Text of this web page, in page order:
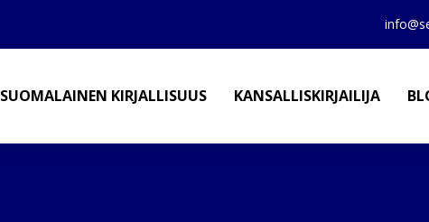
SUOMALAINEN KIRJALLISUUS KANSALLISKIRJAILIJA